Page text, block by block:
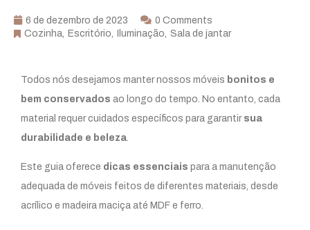
6 de dezembro de 2023
0 Comments
Cozinha
Escritório Iluminação Sala de jantar
Todos nós desejamos manter nossos móveis bonitos e
bem conservados ao longo do tempo. No entanto, cada
material requer cuidados específicos para garantir sua
durabilidade e beleza.
Este guia oferece dicas essenciais para a manutenção
adequada de móveis feitos de diferentes materiais, desde
acrílico e madeira maciça até MDF e ferro.